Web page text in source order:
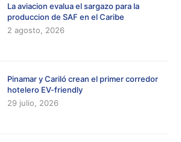
La aviacion evalua el sargazo para la
produccion de SAF en el Caribe
2 agosto, 2026
Pinamar y Cariló crean el primer corredor
hotelero EV-friendly
29 julio, 2026